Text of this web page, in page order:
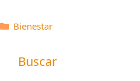
Categorías
Bienestar
Buscar